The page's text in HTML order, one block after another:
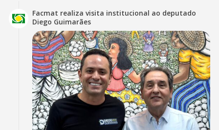
Facmat realiza visita institucional ao deputado
Diego Guimarães